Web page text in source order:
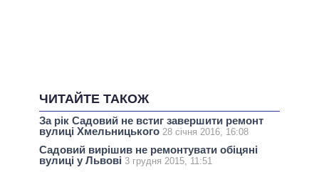
ЧИТАЙТЕ ТАКОЖ
За рік Садовий не встиг завершити ремонт
вулиці Хмельницького 28 січня 2016, 16:08
Садовий вирішив не ремонтувати обіцяні
вулиці у Львові 3 грудня 2015, 11:51